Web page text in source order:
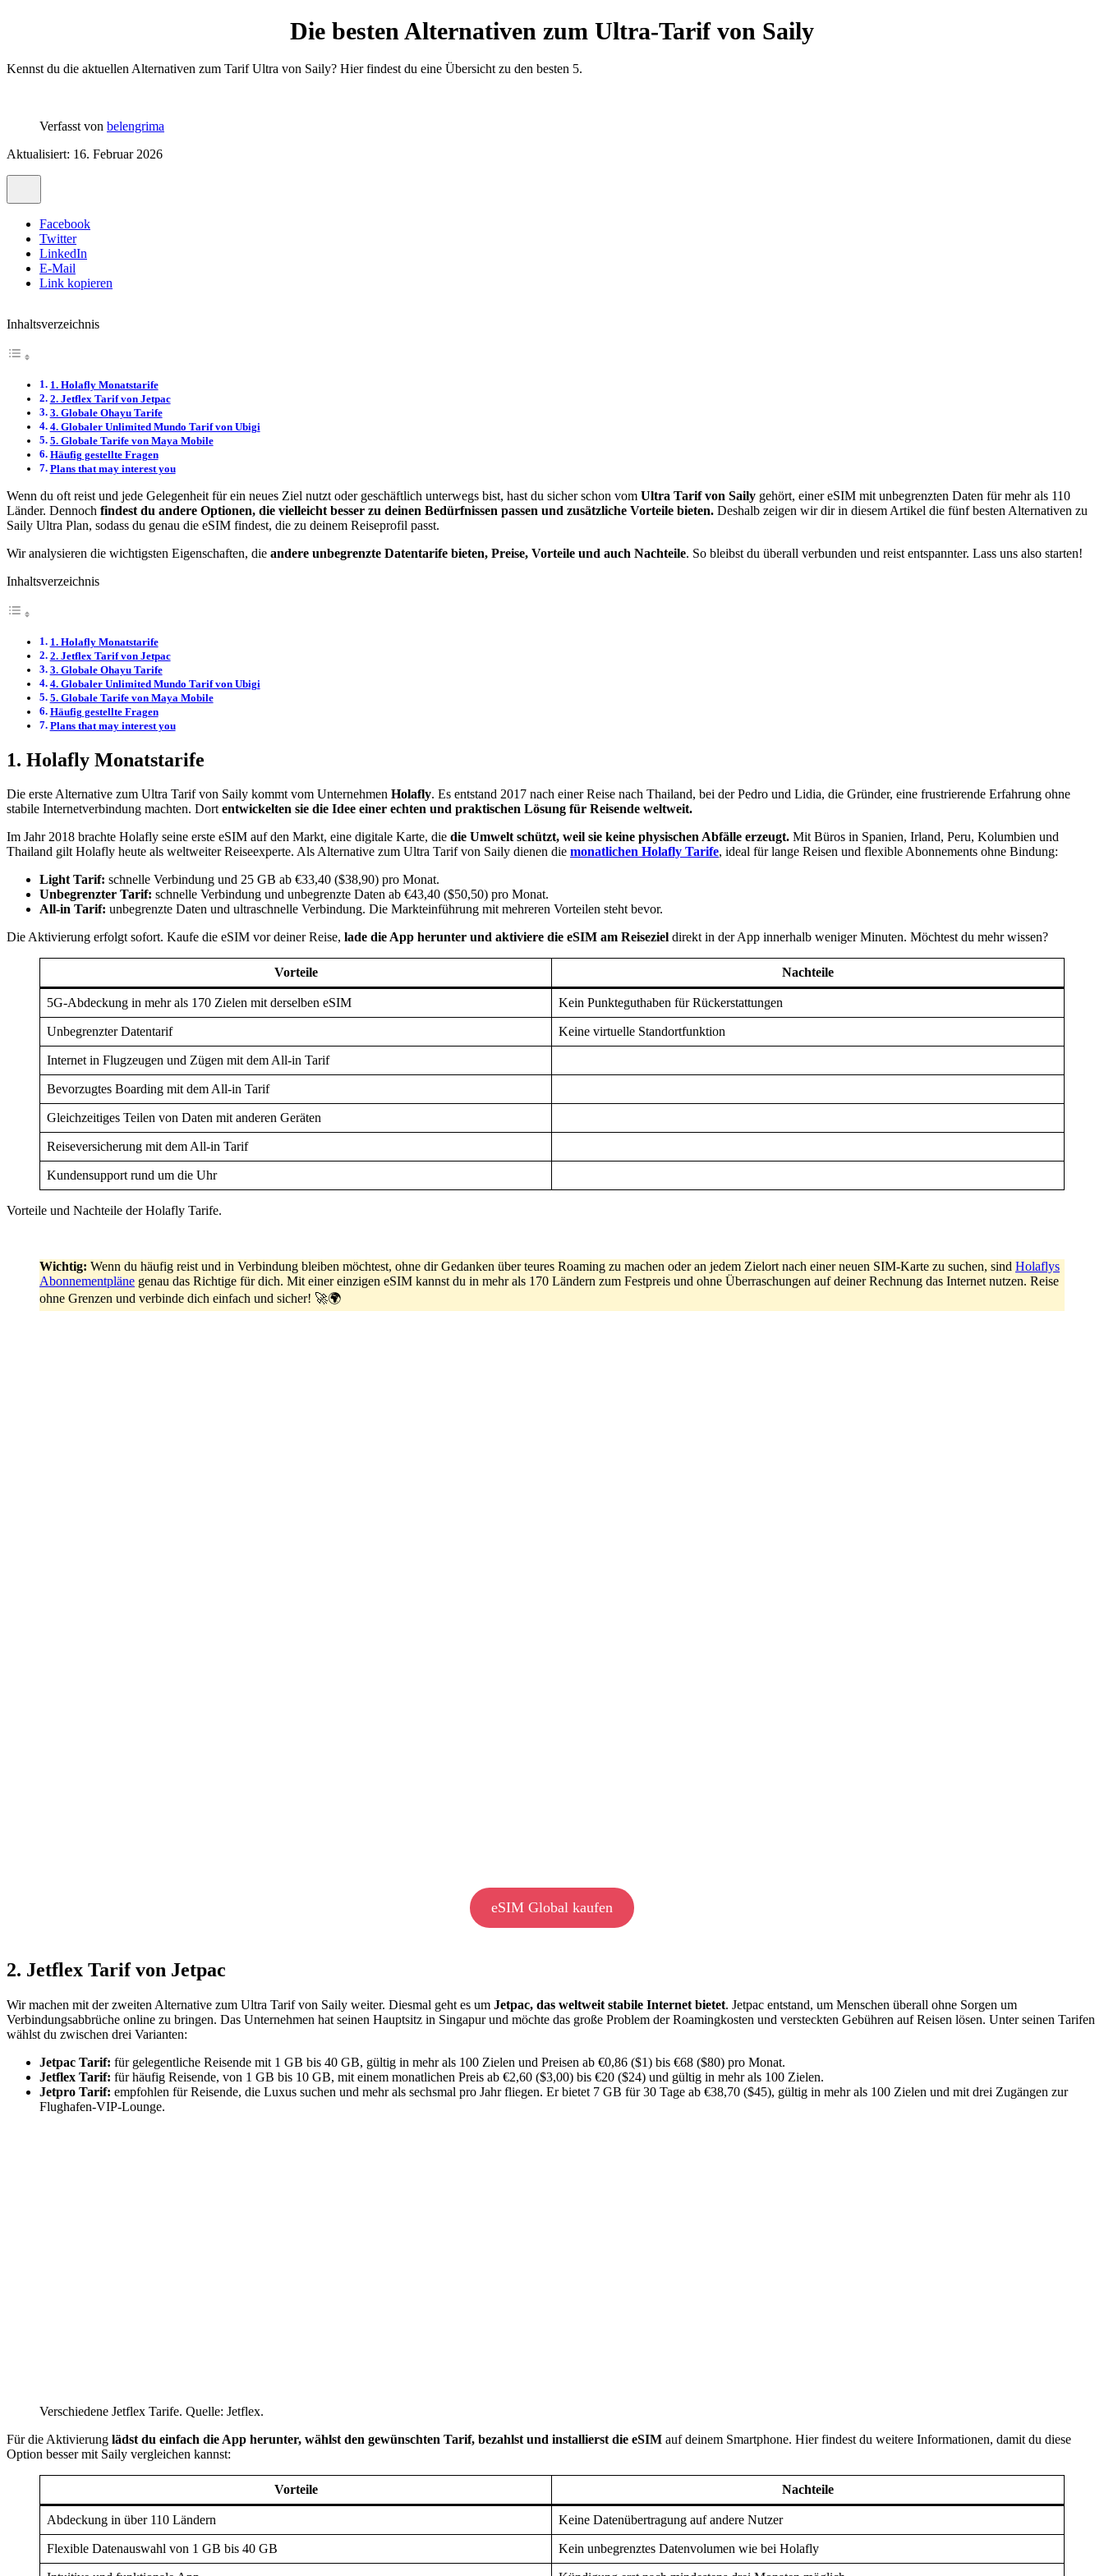
Die besten Alternativen zum Ultra-Tarif von Saily
Kennst du die aktuellen Alternativen zum Tarif Ultra von Saily? Hier findest du eine Übersicht zu den besten 5.
Verfasst von belengrima
Aktualisiert: 16. Februar 2026
Facebook
Twitter
LinkedIn
E-Mail
Link kopieren
Inhaltsverzeichnis
1. Holafly Monatstarife
2. Jetflex Tarif von Jetpac
3. Globale Ohayu Tarife
4. Globaler Unlimited Mundo Tarif von Ubigi
5. Globale Tarife von Maya Mobile
Häufig gestellte Fragen
Plans that may interest you
Wenn du oft reist und jede Gelegenheit für ein neues Ziel nutzt oder geschäftlich unterwegs bist, hast du sicher schon vom Ultra Tarif von Saily gehört, einer eSIM mit unbegrenzten Daten für mehr als 110
Länder. Dennoch findest du andere Optionen, die vielleicht besser zu deinen Bedürfnissen passen und zusätzliche Vorteile bieten. Deshalb zeigen wir dir in diesem Artikel die fünf besten Alternativen zu
Saily Ultra Plan, sodass du genau die eSIM findest, die zu deinem Reiseprofil passt.
Wir analysieren die wichtigsten Eigenschaften, die andere unbegrenzte Datentarife bieten, Preise, Vorteile und auch Nachteile. So bleibst du überall verbunden und reist entspannter. Lass uns also starten!
Inhaltsverzeichnis
1. Holafly Monatstarife
2. Jetflex Tarif von Jetpac
3. Globale Ohayu Tarife
4. Globaler Unlimited Mundo Tarif von Ubigi
5. Globale Tarife von Maya Mobile
Häufig gestellte Fragen
Plans that may interest you
1. Holafly Monatstarife
Die erste Alternative zum Ultra Tarif von Saily kommt vom Unternehmen Holafly. Es entstand 2017 nach einer Reise nach Thailand, bei der Pedro und Lidia, die Gründer, eine frustrierende Erfahrung ohne
stabile Internetverbindung machten. Dortentwickelten sie die Idee einer echten und praktischen Lösung für Reisende weltweit.
Im Jahr 2018 brachte Holafly seine erste eSIM auf den Markt, eine digitale Karte, die die Umwelt schützt, weil sie keine physischen Abfälle erzeugt. Mit Büros in Spanien, Irland, Peru, Kolumbien und
Thailand gilt Holafly heute als weltweiter Reiseexperte. Als Alternative zum Ultra Tarif von Saily dienen die monatlichen Holafly Tarife, ideal für lange Reisen und flexible Abonnements ohne Bindung:
Light Tarif: schnelle Verbindung und 25 GB ab €33,40 ($38,90) pro Monat.
Unbegrenzter Tarif: schnelle Verbindung und unbegrenzte Daten ab €43,40 ($50,50) pro Monat.
All-in Tarif: unbegrenzte Daten und ultraschnelle Verbindung. Die Markteinführung mit mehreren Vorteilen steht bevor.
Die Aktivierung erfolgt sofort. Kaufe die eSIM vor deiner Reise, lade die App herunter und aktiviere die eSIM am Reiseziel direkt in der App innerhalb weniger Minuten. Möchtest du mehr wissen?
Vorteile Nachteile
5G-Abdeckung in mehr als 170 Zielen mit derselben eSIM Kein Punkteguthaben für Rückerstattungen
Unbegrenzter Datentarif Keine virtuelle Standortfunktion
Internet in Flugzeugen und Zügen mit dem All-in Tarif
Bevorzugtes Boarding mit dem All-in Tarif
Gleichzeitiges Teilen von Daten mit anderen Geräten
Reiseversicherung mit dem All-in Tarif
Kundensupport rund um die Uhr
Vorteile und Nachteile der Holafly Tarife.
Wichtig: Wenn du häufig reist und in Verbindung bleiben möchtest, ohne dir Gedanken über teures Roaming zu machen oder an jedem Zielort nach einer neuen SIM-Karte zu suchen, sind Holaflys
Abonnementpläne genau das Richtige für dich. Mit einer einzigen eSIM kannst du in mehr als 170 Ländern zum Festpreis und ohne Überraschungen auf deiner Rechnung das Internet nutzen. Reise
ohne Grenzen und verbinde dich einfach und sicher! 🚀🌍
eSIM Global kaufen
2. Jetflex Tarif von Jetpac
Wir machen mit der zweiten Alternative zum Ultra Tarif von Saily weiter. Diesmal geht es um Jetpac, das weltweit stabile Internet bietet. Jetpac entstand, um Menschen überall ohne Sorgen um
Verbindungsabbrüche online zu bringen. Das Unternehmen hat seinen Hauptsitz in Singapur und möchte das große Problem der Roamingkosten und versteckten Gebühren auf Reisen lösen. Unter seinen Tarifen
wählst du zwischen drei Varianten:
Jetpac Tarif: für gelegentliche Reisende mit 1 GB bis 40 GB, gültig in mehr als 100 Zielen und Preisen ab €0,86 ($1) bis €68 ($80) pro Monat.
Jetflex Tarif: für häufig Reisende, von 1 GB bis 10 GB, mit einem monatlichen Preis ab €2,60 ($3,00) bis €20 ($24) und gültig in mehr als 100 Zielen.
Jetpro Tarif: empfohlen für Reisende, die Luxus suchen und mehr als sechsmal pro Jahr fliegen. Er bietet 7 GB für 30 Tage ab €38,70 ($45), gültig in mehr als 100 Zielen und mit drei Zugängen zur
Flughafen-VIP-Lounge.
Verschiedene Jetflex Tarife. Quelle: Jetflex.
Für die Aktivierung lädst du einfach die App herunter, wählst den gewünschten Tarif, bezahlst und installierst die eSIM auf deinem Smartphone. Hier findest du weitere Informationen, damit du diese
Option besser mit Saily vergleichen kannst:
Vorteile Nachteile
Abdeckung in über 110 Ländern Keine Datenübertragung auf andere Nutzer
Flexible Datenauswahl von 1 GB bis 40 GB Kein unbegrenztes Datenvolumen wie bei Holafly